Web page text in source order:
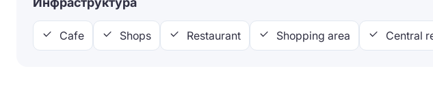
Cafe Shops Restaurant Shopping area Central